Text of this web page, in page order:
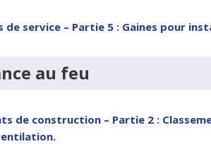
service – Partie 5 : Gaines pour
au feu
de construction – Partie 2 :